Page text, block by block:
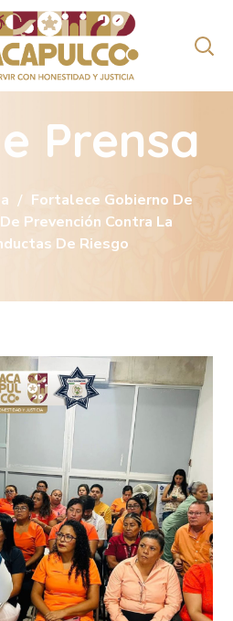
Prensa
Fortalece Gobierno De
Prevención Contra La
De Riesgo